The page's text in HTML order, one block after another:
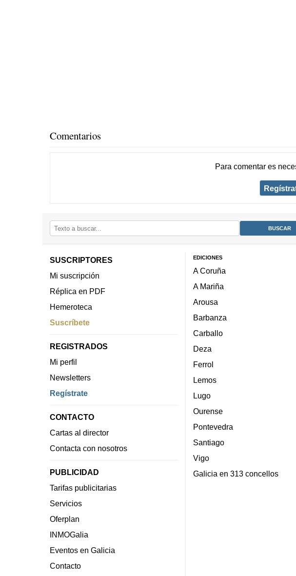
Comentarios
Para comentar es
SUSCRIPTORES
Mi suscripción
Réplica en PDF
Hemeroteca
Suscríbete
REGISTRADOS
Mi perfil
Newsletters
Regístrate
CONTACTO
Cartas al director
Contacta con nosotros
PUBLICIDAD
Tarifas publicitarias
Servicios
Oferplan
INMOGalia
Eventos en Galicia
Contacto
EDICIONES
A Coruña
A Mariña
Arousa
Barbanza
Carballo
Deza
Ferrol
Lemos
Lugo
Ourense
Pontevedra
Santiago
Vigo
Galicia en 313 concellos